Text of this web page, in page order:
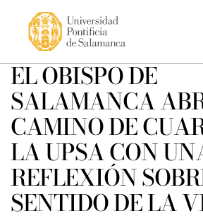
EL OBISPO DE
SALAMANCA
CAMINO DE
LA UPSA CON
REFLEXIÓN
SENTIDO DE LA